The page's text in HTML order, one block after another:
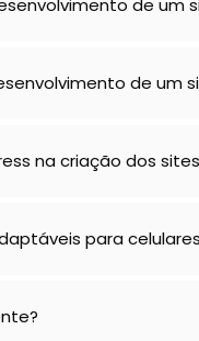
de um
de um
na criação dos
para